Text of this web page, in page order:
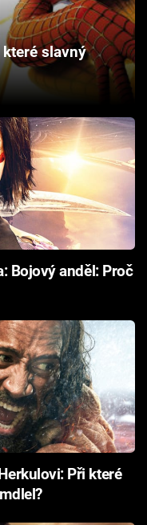
slavný
Bojový anděl: Proč
Při které